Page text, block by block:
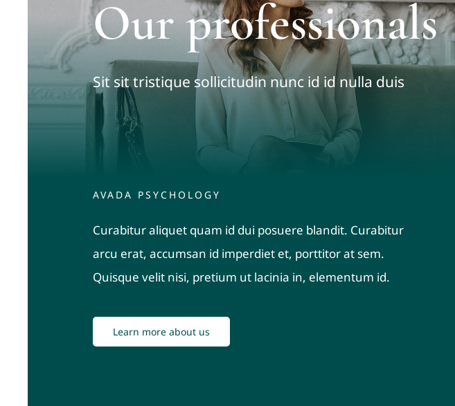
Our professionals
Sit sit tristique sollicitudin nunc id id nulla duis
AVADA PSYCHOLOGY
Curabitur aliquet quam id dui posuere blandit. Curabitur
arcu erat, accumsan id imperdiet et, porttitor at sem.
Quisque velit nisi, pretium ut lacinia in, elementum id.
Learn more about us